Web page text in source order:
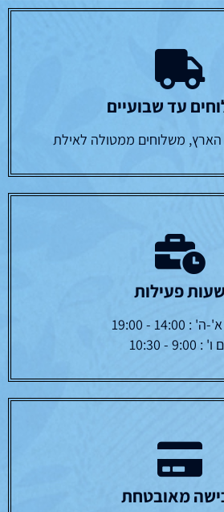
עד שבועיים
הארץ, משלוחים ממטולה לאילת
שעות פעילות
- 19:00
: 9:00 - 10:30
מאובטחת